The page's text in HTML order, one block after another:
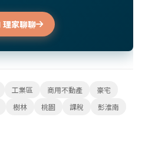
理家聊聊
工業區 商用不動產
豪宅
樹林 桃園 課稅
彭淮南